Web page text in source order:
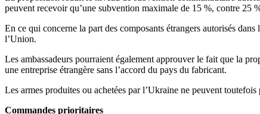
peuvent recevoir qu’une subvention maximale de 15 %, contre 25
En ce qui concerne la part des composants étrangers autorisés
l’Union.
Les ambassadeurs pourraient également approuver le fait que la
une entreprise étrangère sans l’accord du pays du fabricant.
Les armes produites ou achetées par l’Ukraine ne peuvent
Commandes prioritaires